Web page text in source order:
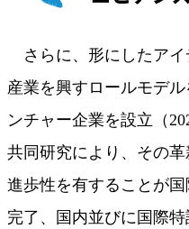
さらに、形にしたアイ
産業を興すロールモデ
ンチャー企業を設立（
共同研究により、その
進歩性を有することが
完了、国内並びに国際